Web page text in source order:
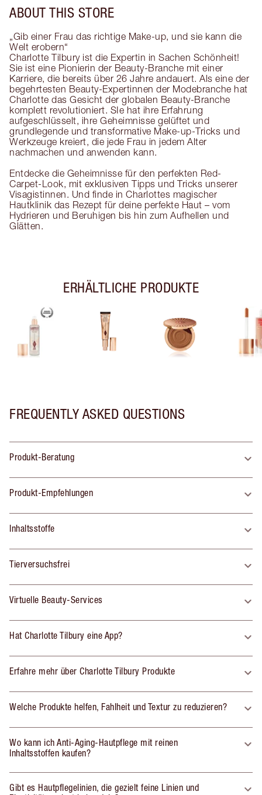
ABOUT THIS STORE
„Gib einer Frau das richtige Make-up, und sie kann die
Welt erobern“
Charlotte Tilbury ist die Expertin in Sachen Schönheit!
Sie ist eine Pionierin der Beauty-Branche mit einer
Karriere, die bereits über 26 Jahre andauert. Als eine der
begehrtesten Beauty-Expertinnen der Modebranche hat
Charlotte das Gesicht der globalen Beauty-Branche
komplett revolutioniert. SIe hat ihre Erfahrung
aufgeschlüsselt, ihre Geheimnisse gelüftet und
grundlegende und transformative Make-up-Tricks und
Werkzeuge kreiert, die jede Frau in jedem Alter
nachmachen und anwenden kann.
Entdecke die Geheimnisse für den perfekten Red-
Carpet-Look, mit exklusiven Tipps und Tricks unserer
Visagistinnen. Und finde in Charlottes magischer
Hautklinik das Rezept für deine perfekte Haut – vom
Hydrieren und Beruhigen bis hin zum Aufhellen und
Glätten.
ERHÄLTLICHE PRODUKTE
FREQUENTLY ASKED QUESTIONS
Produkt-Beratung
Produkt-Empfehlungen
Inhaltsstoffe
Tierversuchsfrei
Virtuelle Beauty-Services
Hat Charlotte Tilbury eine App?
Erfahre mehr über Charlotte Tilbury Produkte
Welche Produkte helfen, Fahlheit und Textur zu reduzieren?
Wo kann ich Anti-Aging-Hautpflege mit reinen
Inhaltsstoffen kaufen?
Gibt es Hautpflegelinien, die gezielt feine Linien und